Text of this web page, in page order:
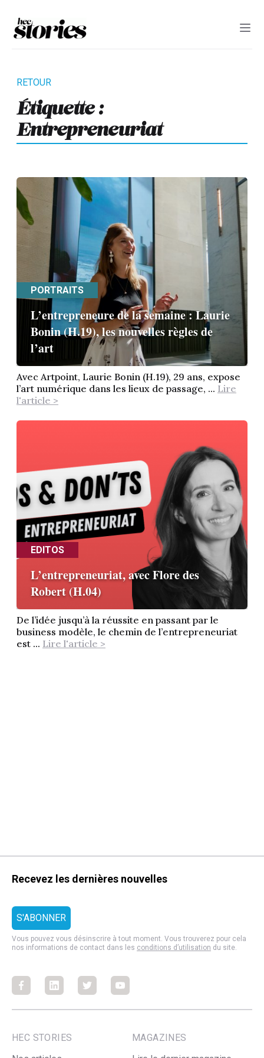
Étiquette :
Entrepreneuriat
PORTRAITS
L’entrepreneure de la semaine : Laurie
Bonin (H.19), les nouvelles règles de
l’art
Avec Artpoint, Laurie Bonin (H.19), 29 ans, expose
l’art numérique dans les lieux de passage, ... Lire
l'article >
EDITOS
L’entrepreneuriat, avec Flore des
Robert (H.04)
De l’idée jusqu’à la réussite en passant par le
business modèle, le chemin de l’entrepreneuriat
est ... Lire l'article >
Recevez les dernières nouvelles
Vous pouvez vous désinscrire à tout moment. Vous trouverez pour cela
nos informations de contact dans les conditions d’utilisation du site.
FacebookFacebookFacebookFacebook
HEC STORIES
MAGAZINES